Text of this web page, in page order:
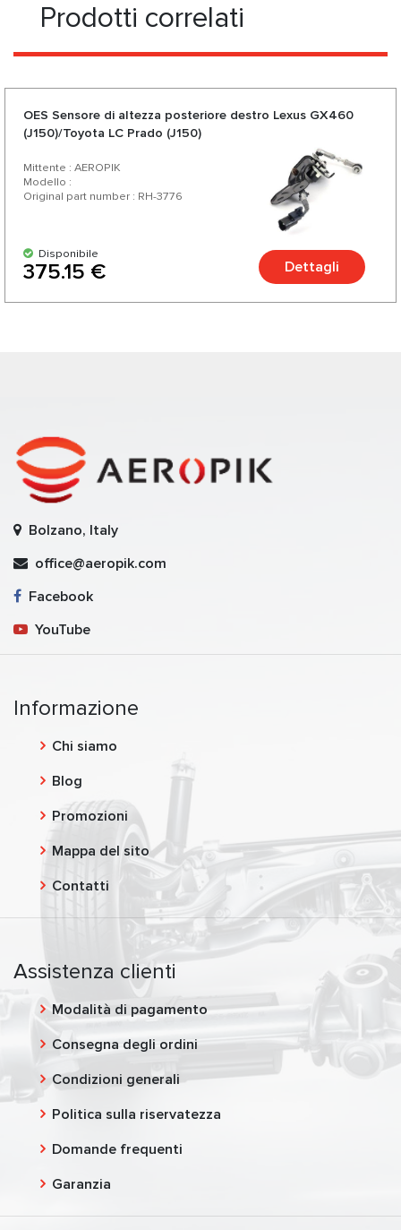
Prodotti correlati
OES Sensore di altezza posteriore destro Lexus GX460
(J150)/Toyota LC Prado (J150)
Mittente : AEROPIK
Modello :
Original part number : RH-3776
Disponibile
375.15 € Dettagli
Bolzano, Italy
office@aeropik.com
Facebook
YouTube
Informazione
Chi siamo
Blog
Promozioni
Mappa del sito
Contatti
Assistenza clienti
Modalità di pagamento
Consegna degli ordini
Condizioni generali
Politica sulla riservatezza
Domande frequenti
Garanzia